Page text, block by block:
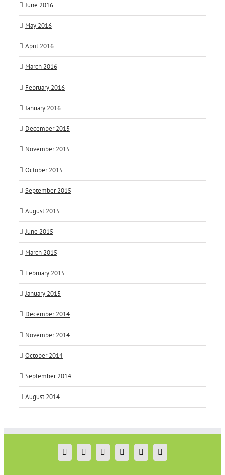
June 2016
May 2016
April 2016
March 2016
February 2016
January 2016
December 2015
November 2015
October 2015
September 2015
August 2015
June 2015
March 2015
February 2015
January 2015
December 2014
November 2014
October 2014
September 2014
August 2014